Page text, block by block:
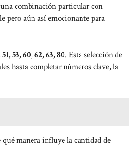
combinación particular con
pero aún así emocionante para
53, 60, 62, 63, 80. Esta selección de
hasta completar números clave, la
manera influye la cantidad de